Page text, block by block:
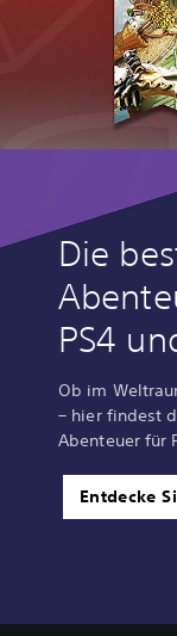
Die
PS4
Ob im
– hier findest
Abenteuer für
Entdecke